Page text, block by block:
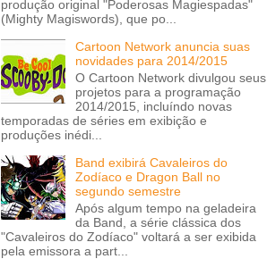
produção original "Poderosas Magiespadas"
(Mighty Magiswords), que po...
Cartoon Network anuncia suas
novidades para 2014/2015
O Cartoon Network divulgou seus
projetos para a programação
2014/2015, incluíndo novas
temporadas de séries em exibição e
produções inédi...
Band exibirá Cavaleiros do
Zodíaco e Dragon Ball no
segundo semestre
Após algum tempo na geladeira
da Band, a série clássica dos
"Cavaleiros do Zodíaco" voltará a ser exibida
pela emissora a part...